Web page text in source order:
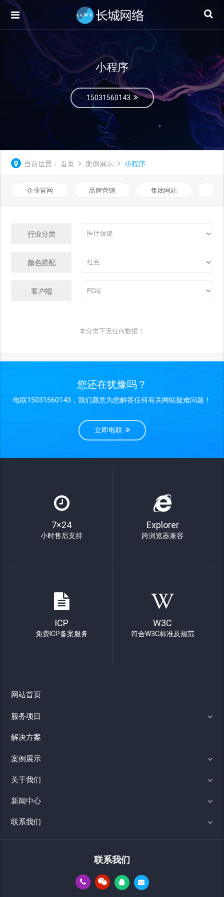
小程序
15031560143
当前位置： 首页 案例展示 小程序
企业官网 品牌营销 集团网站
行业分类
颜色搭配
客户端
本分类下无任何数据！
您还在犹豫吗？
电联15031560143，我们愿意为您解答任何有关网站疑难问题！
立即电联
7×24
小时售后支持
Explorer
跨浏览器兼容
ICP
免费ICP备案服务
W3C
符合W3C标准及规范
网站首页
服务项目
解决方案
案例展示
关于我们
新闻中心
联系我们
联系我们